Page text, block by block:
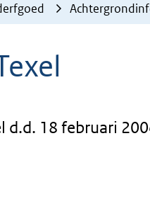
d.d. 18 februari